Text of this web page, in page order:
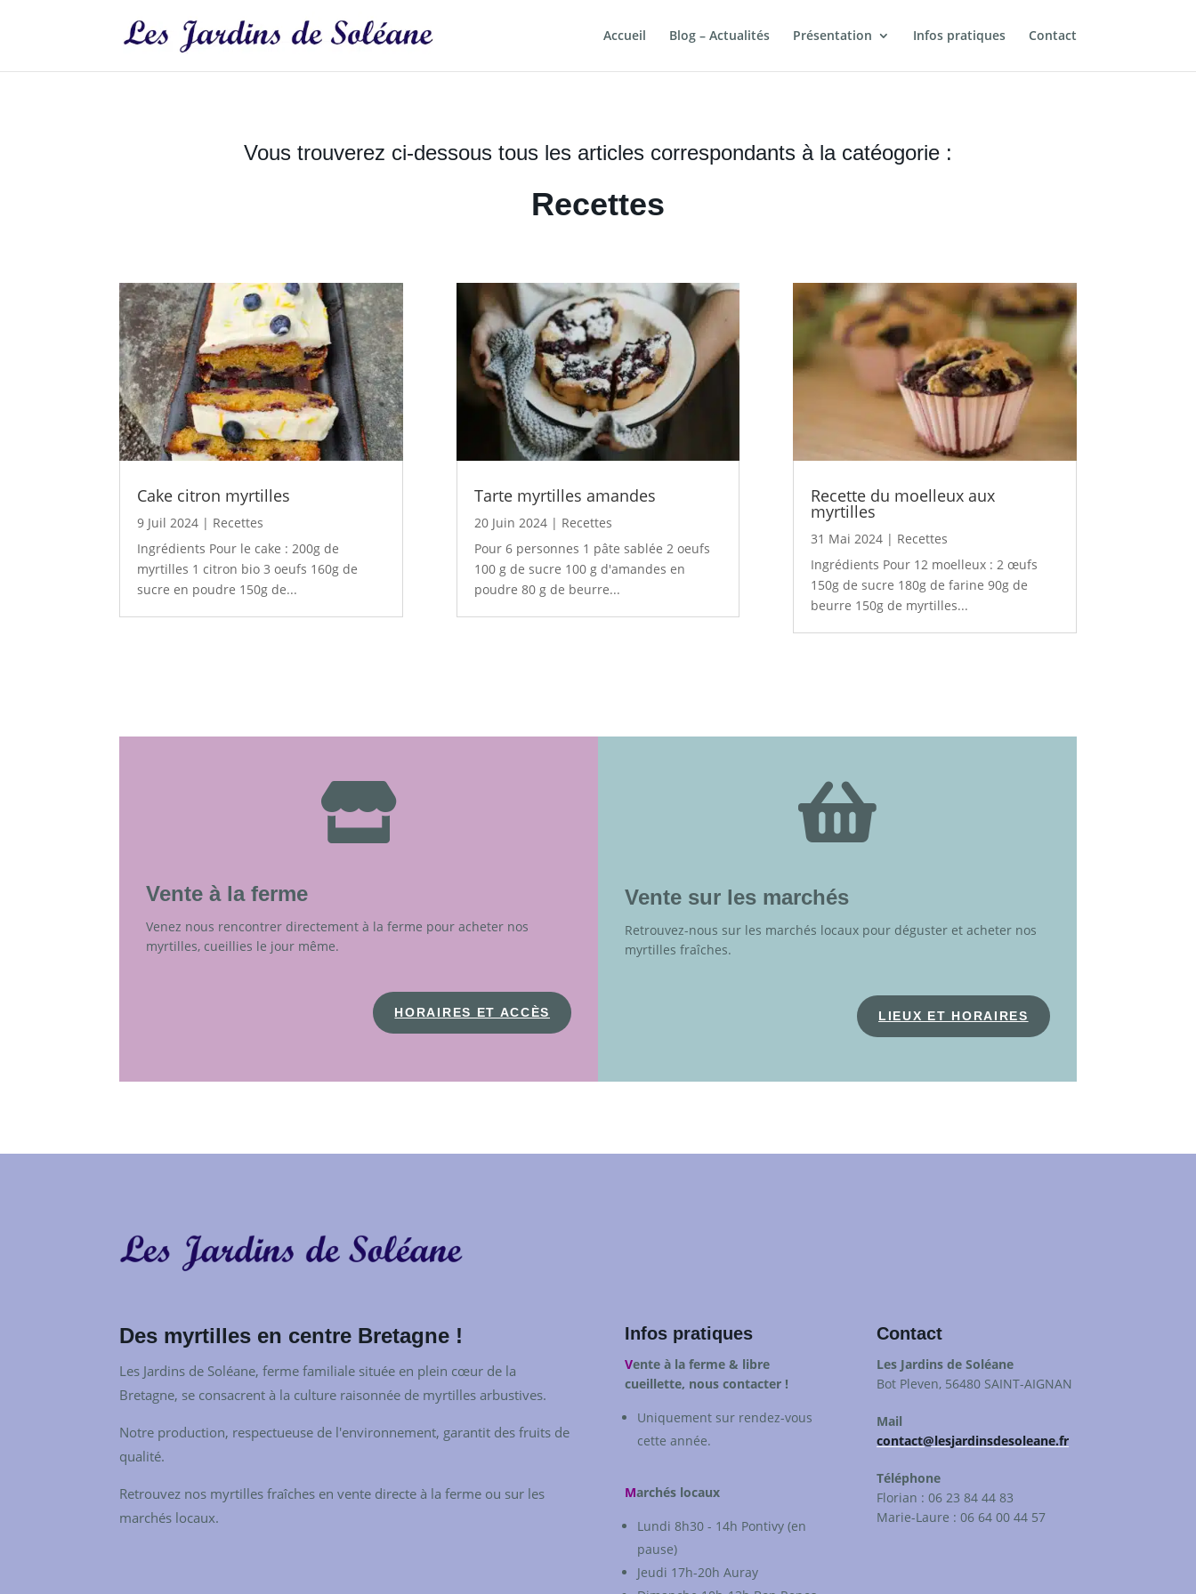
Accueil Blog – Actualités Présentation Infos pratiques Contact
Vous trouverez ci-dessous tous les articles correspondants à la catéogorie :
Recettes
Cake citron myrtilles
9 Juil 2024 | Recettes
Ingrédients Pour le cake : 200g de
myrtilles 1 citron bio 3 oeufs 160g de
sucre en poudre 150g de...
Tarte myrtilles amandes
20 Juin 2024| Recettes
Pour 6 personnes 1 pâte sablée 2 oeufs
100 g de sucre 100 g d'amandes en
poudre 80 g de beurre...
Recette du moelleux aux
myrtilles
31 Mai 2024| Recettes
Ingrédients Pour 12 moelleux : 2 œufs
150g de sucre 180g de farine 90g de
beurre 150g de myrtilles...

Vente à la ferme
Venez nous rencontrer directement à la ferme pour acheter nos
myrtilles, cueillies le jour même.
HORAIRES ET ACCÈS

Vente sur les marchés
Retrouvez-nous sur les marchés locaux pour déguster et acheter nos
myrtilles fraîches.
LIEUX ET HORAIRES
Des myrtilles en centre Bretagne !
Les Jardins de Soléane, ferme familiale située en plein cœur de la
Bretagne, se consacrent à la culture raisonnée de myrtilles arbustives.
Notre production, respectueuse de l'environnement, garantit des fruits de
qualité.
Retrouvez nos myrtilles fraîches en vente directe à la ferme ou sur les
marchés locaux.
Infos pratiques
Vente à la ferme & libre
cueillette, nous contacter !
Uniquement sur rendez-vous
cette année.
Marchés locaux
Lundi 8h30 - 14h Pontivy (en
pause)
Jeudi 17h-20h Auray
Contact
Les Jardins de Soléane
Bot Pleven, 56480 SAINT-AIGNAN
Mail
contact@lesjardinsdesoleane.fr
Téléphone
Florian : 06 23 84 44 83
Marie-Laure : 06 64 00 44 57